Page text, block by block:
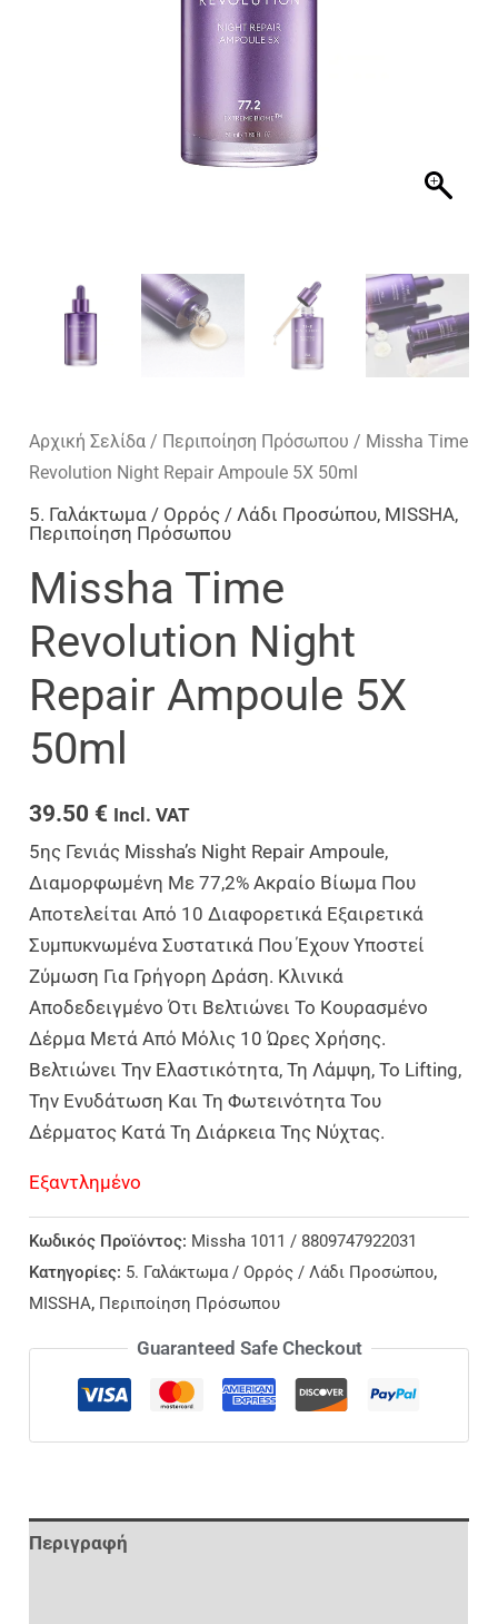
Αρχική Σελίδα / Περιποίηση Πρόσωπου / Missha Time
Revolution Night Repair Ampoule 5X 50ml
5. Γαλάκτωμα / Ορρός / Λάδι Προσώπου, MISSHA,
Περιποίηση Πρόσωπου
Missha Time
Revolution Night
Repair Ampoule 5X
50ml
39.50 € Incl. VAT
5ης Γενιάς Missha’s Night Repair Ampoule,
Διαμορφωμένη Με 77,2% Ακραίο Βίωμα Που
Αποτελείται Από 10 Διαφορετικά Εξαιρετικά
Συμπυκνωμένα Συστατικά Που Έχουν Υποστεί
Ζύμωση Για Γρήγορη Δράση. Κλινικά
Αποδεδειγμένο Ότι Βελτιώνει Το Κουρασμένο
Δέρμα Μετά Από Μόλις 10 Ώρες Χρήσης.
Βελτιώνει Την Ελαστικότητα, Τη Λάμψη, Το Lifting,
Την Ενυδάτωση Και Τη Φωτεινότητα Του
Δέρματος Κατά Τη Διάρκεια Της Νύχτας.
Εξαντλημένο
Κωδικός Προϊόντος: Missha 1011 / 8809747922031
Κατηγορίες: 5. Γαλάκτωμα / Ορρός / Λάδι Προσώπου,
MISSHA, Περιποίηση Πρόσωπου
Guaranteed Safe Checkout
Περιγραφή